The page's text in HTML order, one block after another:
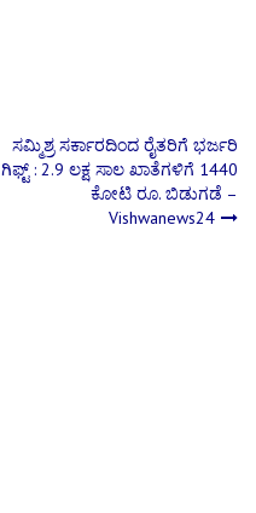
ಸಮ್ಮಿಶ್ರ ಸರ್ಕಾರದಿಂದ ರೈತರಿಗೆ ಭರ್ಜರಿ
ಗಿಫ್ಟ್ : 2.9 ಲಕ್ಷ ಸಾಲ ಖಾತೆಗಳಿಗೆ 1440
ಕೋಟಿ ರೂ. ಬಿಡುಗಡೆ –
Vishwanews24